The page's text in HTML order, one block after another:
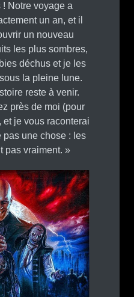
Notre voyage a
un an, et il
un nouveau
les plus sombres,
déchus et je les
la pleine lune.
reste à venir.
près de moi (pour
et je vous raconterai
pas une chose : les
pas vraiment. »